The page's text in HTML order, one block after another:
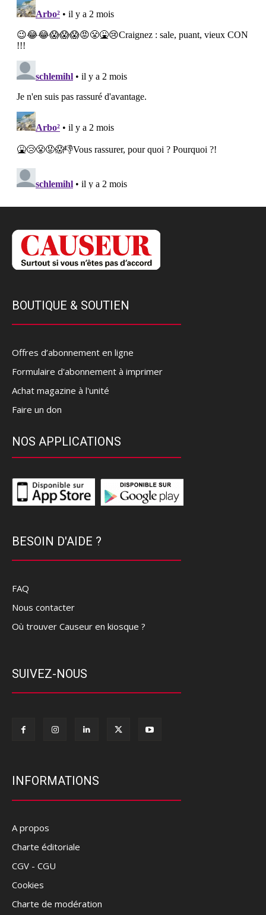
BOUTIQUE & SOUTIEN
Offres d’abonnement en ligne
Formulaire d'abonnement à imprimer
Achat magazine à l'unité
Faire un don
NOS APPLICATIONS
BESOIN D'AIDE ?
FAQ
Nous contacter
Où trouver Causeur en kiosque ?
SUIVEZ-NOUS
INFORMATIONS
A propos
Charte éditoriale
CGV - CGU
Cookies
Charte de modération